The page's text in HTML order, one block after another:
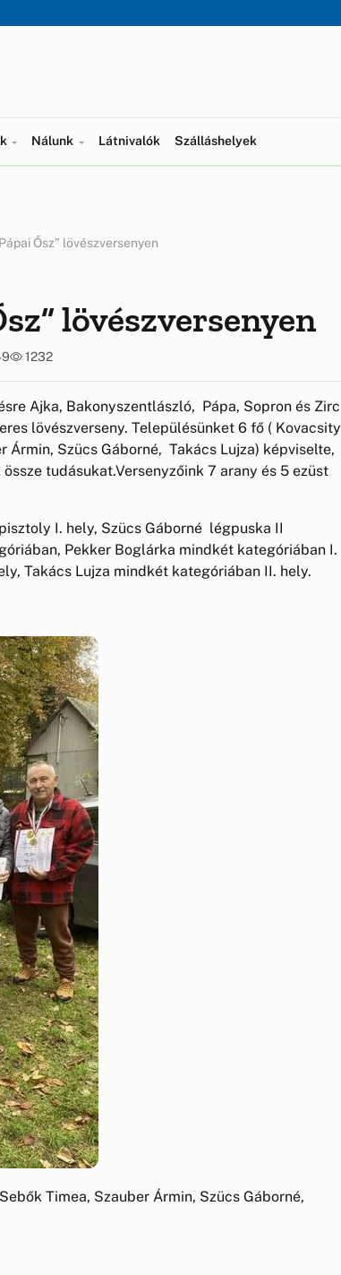
Nálunk Látnivalók Szálláshelyek
Ősz” lövészversenyen
lövészversenyen
1232
Ajka, Bakonyszentlászló, Pápa, Sopron és Zirc
lövészverseny. Településünket 6 fő ( Kovacsity
Ármin, Szücs Gáborné, Takács Lujza) képviselte,
tudásukat.Versenyzőink 7 arany és 5 ezüst
I. hely, Szücs Gáborné légpuska II
Pekker Boglárka mindkét kategóriában I.
Takács Lujza mindkét kategóriában II. hely.
Timea, Szauber Ármin, Szücs Gáborné,